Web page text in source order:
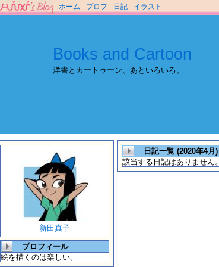
ホーム プロフ 日記 イラスト
Books and Cartoon
洋書とカートゥーン、あといろいろ。
新田真子
プロフィール
絵を描くのは楽しい。
日記一覧 (2020年4月)
該当する日記はありません。